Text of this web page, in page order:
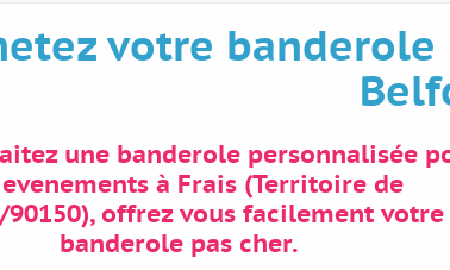
votre
une banderole personnalisée
à Frais (Territoire de
offrez vous facilement votre
banderole pas cher.